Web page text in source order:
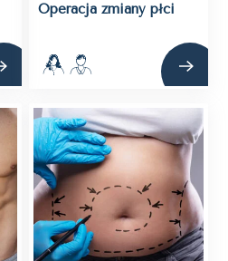
Operacja zmiany płci